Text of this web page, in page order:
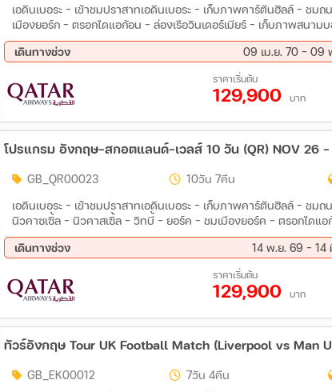
เอดินเบอระ - เข้าชมปราสาทเอดินเบอระ - เก็บภาพคาร์ตันฮิลล์ - ชม
เมืองยอร์ก - ตรอกไดแอก้อน - ล่องเรือวินเดอร์เมียร์ - เก็บภาพสนา
- เข้าชมสนามฟุตบอลโอลด์แทรฟฟอร์ด - ชมเมืองเชสเตอร์ - ชมเมือง
ชมตัวเมืองบาธ - หมู่บ้านไบบุรี - เข้าชมฟาร์มปลาเทราซ์ - ชมหมู่บ้านเ
มังกร - ล่องเรือแม่น้ำเทมส์ - เข้าชมทาวเวอร์ออฟ ลอนดอน
เดินทางช่วง
09 เม.ย. 70 - 09
30 เม.ย 70 - 09 พ.ค. 70
ราคาเริ่มต้น
129,900 บาท
โปรแกรม อังกฤษ-สกอตแลนด์-เวลส์ 10 วัน (QR) NOV 26 -
GB_QR00023 10วัน 7คืน
เอดินเบอระ - เข้าชมปราสาทเอดินเบอระ - เก็บภาพคาร์ตันฮิลล์ - ชม
นิวคาซเซิ้ล - นิวคาสเซิ้ล - วิทบี้ - ยอร์ค - ชมเมืองยอร์ค - ตรอกไดแอ
คมินสเตอร์ - ลีดส์ - ล่องเรือวินเดอร์เมียร์ - ชมเมืองลิเวอร์พูล - เก็
ภาพ 4 เต่าทอง - เข้าชมสนามฟุตบอลโอลด์แทรฟฟอร์ด - ชมเมืองเช
ชม สโตนเฮนจ์ - เข้าชมฟาร์มปลาเทราซ์ - ชมหมู่บ้านเบอร์ตัน ออน เดอ
สเตอร์ - โรงถ่ายแฮรี่ พอตเตอร์ - ทานเป็ดย่างโฟร์ ซีซั่น และกุ้งมังกร
น้ำเทมส์ - เข้าชมทาวเวอร์ออฟ ลอนดอน
เดินทางช่วง
14 พ.ย. 69 - 14
28 พ.ย. 69 - 07 ธ.ค. 69
05 มี.ค 70 - 14 มี.ค 70
ราคาเริ่มต้น
129,900 บาท
ทัวร์อังกฤษ Tour UK Football Match (Liverpool vs Man
GB_EK00012 7วัน 4คืน